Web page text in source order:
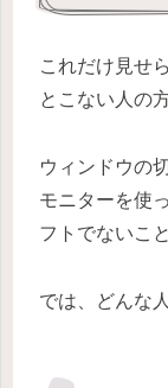
これだけ見せ
とこない人の
ウィンドウの
モニターを使
フトでないこ
では、どんな